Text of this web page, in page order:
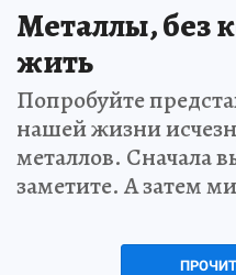
Металлы, без
жить
Попробуйте
нашей жизни
металлов. Сначала
заметите. А затем